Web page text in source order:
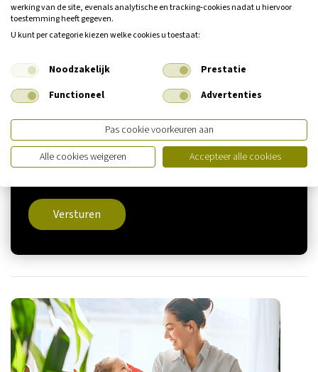
U geeft hierbij toestemming voor het gebruik van de door u
ingevulde gegevens om u te informeren over onze
diensten. Deze toestemming kan altijd worden
Versturen
werking van de site, evenals analytische en tracking‑cookies nadat u hiervoor
toestemming heeft gegeven.
U kunt per categorie kiezen welke cookies u toestaat:
Noodzakelijk
Prestatie
Functioneel
Advertenties
Pas cookie voorkeuren aan
Alle cookies weigeren
Accepteer alle cookies